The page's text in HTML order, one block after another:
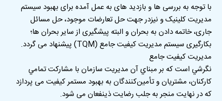
با توجه به بررسی ها و بازدید های به عمل آمده برای بهبود سیستم
مدیریت کلینیک و نیزدر جهت حل تعارضات موجود، حل مسائل
جاری، خاتمه دادن به بحران و البته پیشگیری از سایر بحران ها؛
بکارگیری سیستم مدیریت کیفیت جامع (TQM) پیشنهاد می گردد.
مديريت كيفيت جامع
نگرشي است كه بر مبناي آن مديريت سازمان با مشاركت تمامي
كاركنان، مشتريان و تأمين‌كنندگان به بهبود مستمر كيفيت می پردازد
که در نهایت منجر به جلب رضايت ذینفعان می شود.